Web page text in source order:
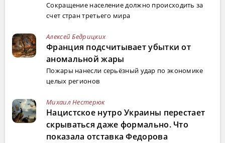
Сокращение население должно происходить за
счет стран третьего мира
Алексей Бедрицких
Франция подсчитывает убытки от
аномальной жары
Пожары нанесли серьёзный удар по экономике
целых регионов
Михаил Нестерюк
Нацистское нутро Украины перестает
скрываться даже формально. Что
показала отставка Федорова